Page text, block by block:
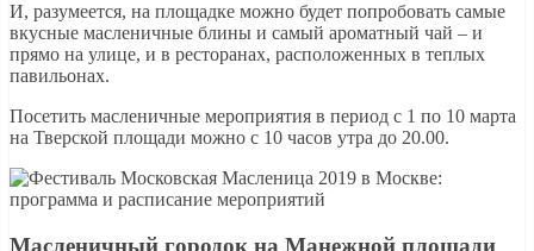
И, разумеется, на площадке можно будет попробовать самые
вкусные масленичные блины и самый ароматный чай – и
прямо на улице, и в ресторанах, расположенных в теплых
павильонах.
Посетить масленичные мероприятия в период с 1 по 10 марта
на Тверской площади можно с 10 часов утра до 20.00.
Масленичный городок на Манежной площади